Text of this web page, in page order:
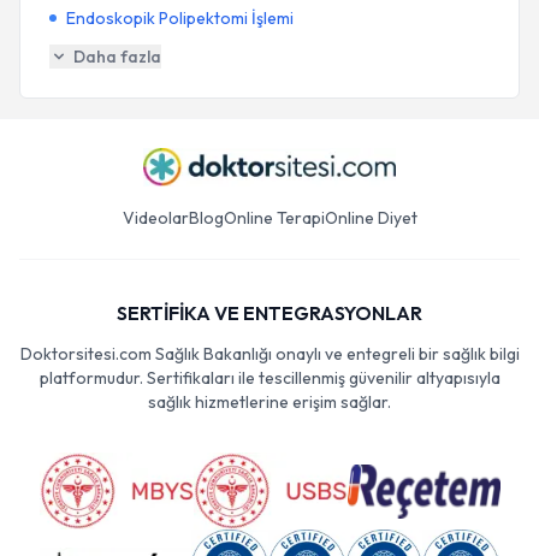
Endoskopik Polipektomi İşlemi
Daha fazla
VideolarBlogOnline TerapiOnline Diyet
SERTİFİKA VE ENTEGRASYONLAR
Doktorsitesi.com Sağlık Bakanlığı onaylı ve entegreli bir sağlık bilgi
platformudur. Sertifikaları ile tescillenmiş güvenilir altyapısıyla
sağlık hizmetlerine erişim sağlar.